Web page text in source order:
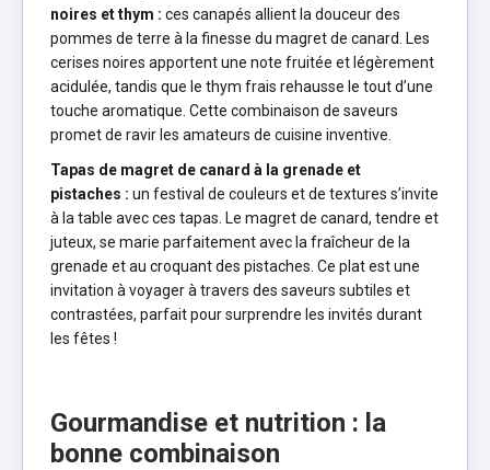
noires et thym : ces canapés allient la douceur des
pommes de terre à la finesse du magret de canard. Les
cerises noires apportent une note fruitée et légèrement
acidulée, tandis que le thym frais rehausse le tout d’une
touche aromatique. Cette combinaison de saveurs
promet de ravir les amateurs de cuisine inventive.
Tapas de magret de canard à la grenade et
pistaches : un festival de couleurs et de textures s’invite
à la table avec ces tapas. Le magret de canard, tendre et
juteux, se marie parfaitement avec la fraîcheur de la
grenade et au croquant des pistaches. Ce plat est une
invitation à voyager à travers des saveurs subtiles et
contrastées, parfait pour surprendre les invités durant
les fêtes !
Gourmandise et nutrition : la
bonne combinaison